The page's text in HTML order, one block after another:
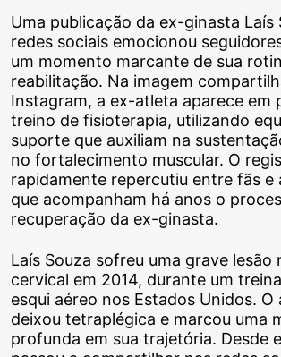
Uma publicação da ex-ginasta Laís
redes sociais emocionou
um momento marcante de sua
reabilitação. Na imagem
Instagram, a ex-atleta aparece em
treino de fisioterapia, utilizando
suporte que auxiliam na
no fortalecimento muscular. O
rapidamente repercutiu entre fãs e
que acompanham há anos o
recuperação da ex-ginasta.
Laís Souza sofreu uma grave lesão
cervical em 2014, durante um
esqui aéreo nos Estados Unidos. O
deixou tetraplégica e marcou uma
profunda em sua trajetória. Desde